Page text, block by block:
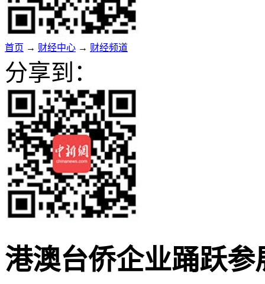
首页 → 财经中心 → 财经频道
分享到：
港澳台侨企业踊跃